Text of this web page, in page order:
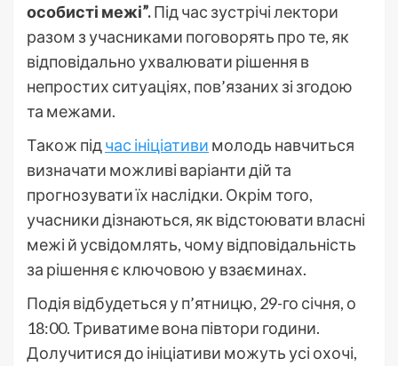
особисті межі”.Під час зустрічі лектори
разом з учасниками поговорять про те, як
відповідально ухвалювати рішення в
непростих ситуаціях, пов’язаних зі згодою
та межами.
Також підчас ініціативи молодь навчиться
визначати можливі варіанти дій та
прогнозувати їх наслідки. Окрім того,
учасники дізнаються, як відстоювати власні
межі й усвідомлять, чому відповідальність
за рішення є ключовою у взаєминах.
Подія відбудеться у п’ятницю, 29-го січня, о
18:00. Триватиме вона півтори години.
Долучитися до ініціативи можуть усі охочі,